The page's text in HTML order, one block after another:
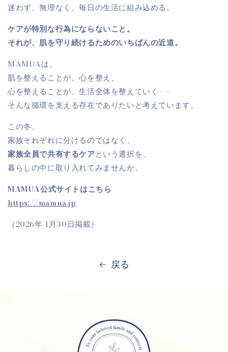
迷わず、無理なく、毎日の生活に組み込める。
ケアが特別な行為にならないこと。
それが、肌を守り続けるためのいちばんの近道。
MAMUAは、
肌を整えることが、心を整え、
心を整えることが、生活全体を整えていく——
そんな循環を支える存在でありたいと考えています。
この冬、
家族それぞれに分けるのではなく、
家族全員で共有するケアという選択を、
暮らしの中に取り入れてみませんか。
MAMUA公式サイトはこちら
https://mamua.jp
（2026年 1月30日掲載）
戻る